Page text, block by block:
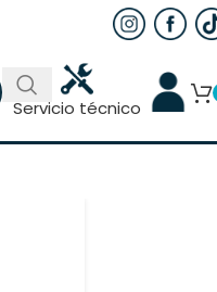
Servicio técnico